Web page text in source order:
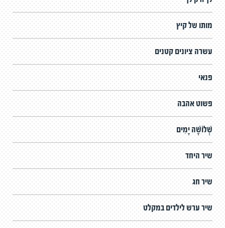
מותו של קיץ
עשרה ציונים קטנים
פנאי
פשוט אהבה
שְׁלוֹשָׁה יָמִים
שיר היחד
שיר חג
שיר ערש לילדים במקלט